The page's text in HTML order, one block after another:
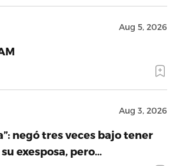
Aug 5, 2026
Aug 3, 2026
negó tres veces bajo tener
exesposa, pero…